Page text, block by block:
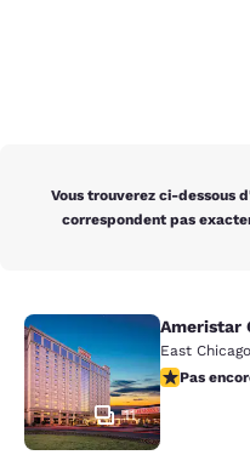
Vous trouverez ci-dessous
correspondent pas
Ameristar
11
Ameristar
East Chicago
Pas encore
Pas